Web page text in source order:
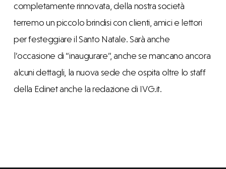
completamente rinnovata, della nostra società
terremo un piccolo brindisi con clienti, amici e lettori
per festeggiare il Santo Natale. Sarà anche
l’occasione di “inaugurare”, anche se mancano ancora
alcuni dettagli, la nuova sede che ospita oltre lo staff
della Edinet anche la redazione di IVG.it.